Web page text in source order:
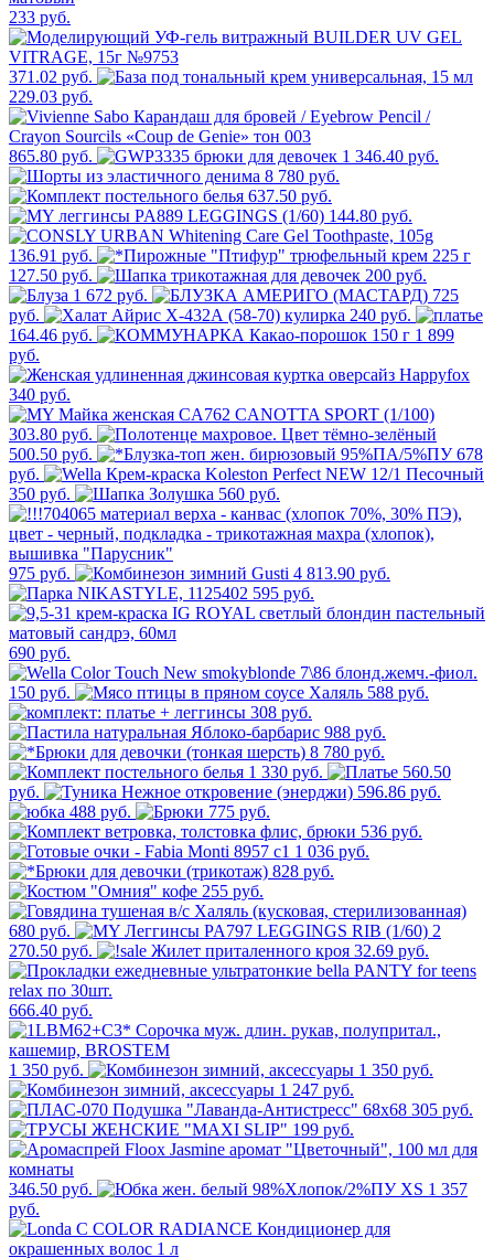
233 руб.
371.02 руб.
229.03 руб.
865.80 руб.
1 346.40 руб.
8 780 руб.
637.50 руб.
144.80 руб.
136.91 руб.
127.50 руб.
200 руб.
1 672 руб.
725
руб.
240 руб.
164.46 руб.
1 899
руб.
340 руб.
303.80 руб.
500.50 руб.
678
руб.
350 руб.
560 руб.
975 руб.
4 813.90 руб.
595 руб.
690 руб.
150 руб.
588 руб.
308 руб.
988 руб.
8 780 руб.
1 330 руб.
560.50
руб.
596.86 руб.
488 руб.
775 руб.
536 руб.
1 036 руб.
828 руб.
255 руб.
680 руб.
2
270.50 руб.
32.69 руб.
666.40 руб.
1 350 руб.
1 350 руб.
1 247 руб.
305 руб.
199 руб.
346.50 руб.
1 357
руб.